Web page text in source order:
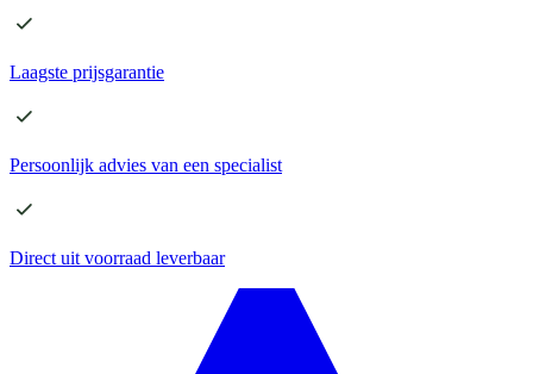
Laagste prijsgarantie
Persoonlijk advies van een specialist
Direct uit voorraad leverbaar